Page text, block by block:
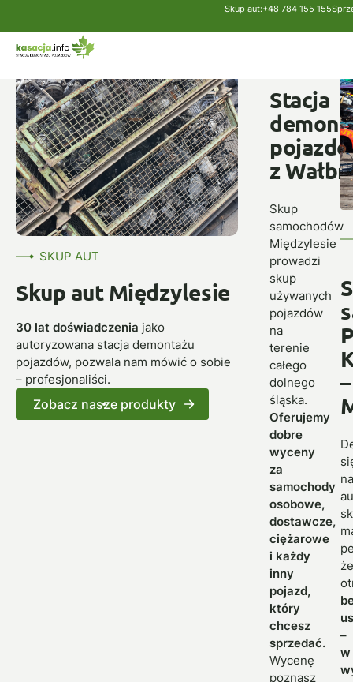
Skup aut:+48 784 155 155
Międzylesie
SKUP AUT
Skup aut Międzylesie
30 lat doświadczenia jako
autoryzowana stacja demontażu
pojazdów, pozwala nam mówić o sobie
– profesjonaliści.
Zobacz nasze produkty
Stacja
z
Skup
samochodów
Międzylesie
prowadzi
skup
używanych
pojazdów
na
terenie
całego
dolnego
śląska.
Oferujemy
dobre
wyceny
za
samochody
osobowe,
dostawcze,
ciężarowe
i każdy
inny
pojazd,
który
chcesz
sprzedać.
Wycenę
poznasz
–
że
–
w